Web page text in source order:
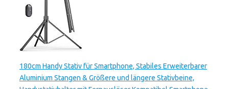
180cm Handy Stativ für Smartphone, Stabiles Erweiterbarer
Aluminium Stangen & Größere und längere Stativbeine,